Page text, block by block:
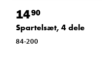
1490
Spartelsæt, 4 dele
84-200